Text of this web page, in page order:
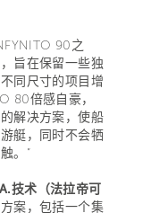
90之
旨在保留一些独
同尺寸的项目增
80倍感自豪，
解决方案，使船
艇，同时不会牺
。”
技术（法拉帝可
案，包括一个集